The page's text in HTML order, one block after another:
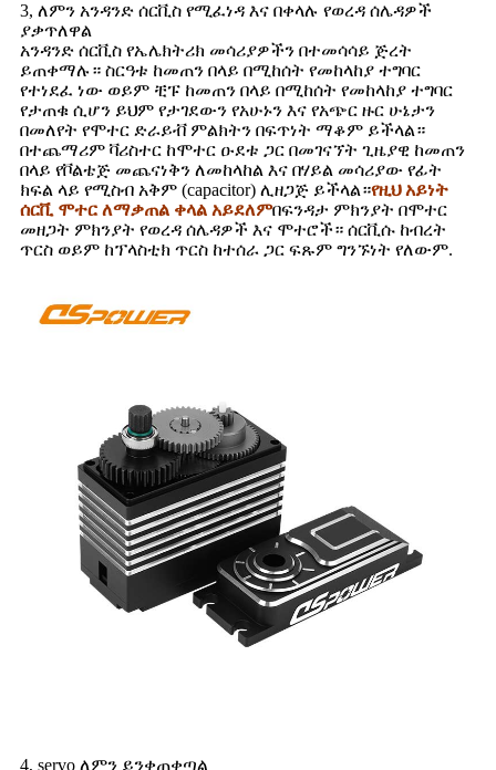
3, ለምን አንዳንድ ሰርቪስ የሚፈነዳ እና በቀላሉ የወረዳ ሰሌዳዎች
ያቃጥለዋል
አንዳንድ ሰርቪስ የኤሌክትሪክ መሳሪያዎችን በተመሳሳይ ጅረት
ይጠቀማሉ። ስርዓቱ ከመጠን በላይ በሚከሰት የመከላከያ ተግባር
የተነደፈ ነው ወይም ቺፑ ከመጠን በላይ በሚከሰት የመከላከያ ተግባር
የታጠቁ ሲሆን ይህም የታገደውን የአሁኑን እና የአጭር ዙር ሁኔታን
በመለየት የሞተር ድራይቭ ምልክትን በፍጥነት ማቆም ይችላል።
በተጨማሪም ቫሪስተር ከሞተር ዑደቱ ጋር በመገናኘት ጊዜያዊ ከመጠን
በላይ የቮልቴጅ መጨናነቅን ለመከላከል እና በሃይል መሳሪያው የፊት
ክፍል ላይ የሚስብ አቅም (capacitor) ሊዘጋጅ ይችላል።የዚህ አይነት
ሰርቪ ሞተር ለማቃጠል ቀላል አይደለምበፍንዳታ ምክንያት በሞተር
መዘጋት ምክንያት የወረዳ ሰሌዳዎች እና ሞተሮች። ሰርቪሱ ከብረት
ጥርስ ወይም ከፕላስቲክ ጥርስ ከተሰራ ጋር ፍጹም ግንኙነት የለውም.
4, servo ለምን ይንቀጠቀጣል